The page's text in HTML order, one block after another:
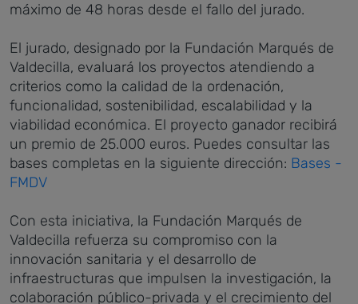
máximo de 48 horas desde el fallo del jurado.
El jurado, designado por la Fundación Marqués de
Valdecilla, evaluará los proyectos atendiendo a
criterios como la calidad de la ordenación,
funcionalidad, sostenibilidad, escalabilidad y la
viabilidad económica. El proyecto ganador recibirá
un premio de 25.000 euros. Puedes consultar las
bases completas en la siguiente dirección: Bases -
FMDV
Con esta iniciativa, la Fundación Marqués de
Valdecilla refuerza su compromiso con la
innovación sanitaria y el desarrollo de
infraestructuras que impulsen la investigación, la
colaboración público-privada y el crecimiento del